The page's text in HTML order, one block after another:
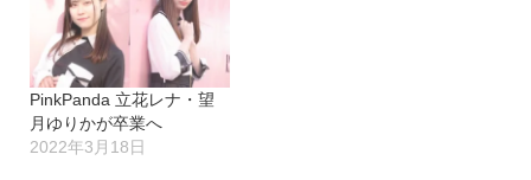
PinkPanda 立花レナ・望
月ゆりかが卒業へ
2022年3月18日